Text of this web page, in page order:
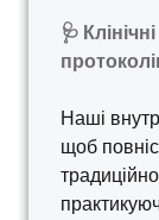
🩺
Наші
щоб